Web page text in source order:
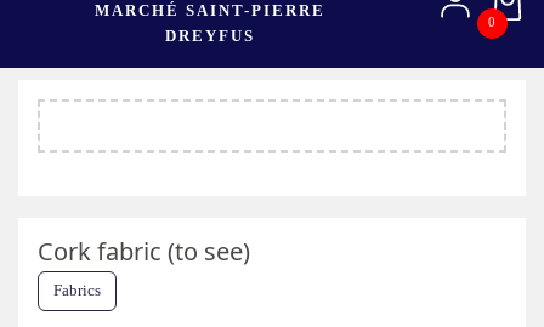
MARCHÉ SAINT-PIERRE
DREYFUS
0
Cork fabric (to see)
Fabrics